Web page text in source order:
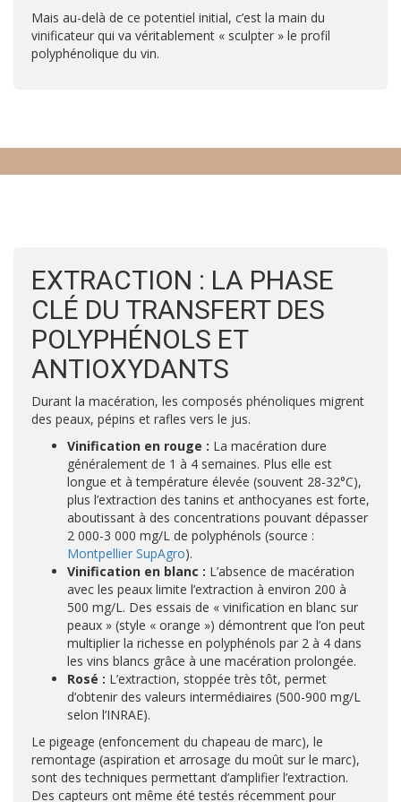
Mais au-delà de ce potentiel initial, c’est la main du
vinificateur qui va véritablement « sculpter » le profil
polyphénolique du vin.
EXTRACTION : LA PHASE
CLÉ DU TRANSFERT DES
POLYPHÉNOLS ET
ANTIOXYDANTS
Durant la macération, les composés phénoliques migrent
des peaux, pépins et rafles vers le jus.
Vinification en rouge : La macération dure
généralement de 1 à 4 semaines. Plus elle est
longue et à température élevée (souvent 28-32°C),
plus l’extraction des tanins et anthocyanes est forte,
aboutissant à des concentrations pouvant dépasser
2 000-3 000 mg/L de polyphénols (source :
Montpellier SupAgro).
Vinification en blanc : L’absence de macération
avec les peaux limite l’extraction à environ 200 à
500 mg/L. Des essais de « vinification en blanc sur
peaux » (style « orange ») démontrent que l’on peut
multiplier la richesse en polyphénols par 2 à 4 dans
les vins blancs grâce à une macération prolongée.
Rosé : L’extraction, stoppée très tôt, permet
d’obtenir des valeurs intermédiaires (500-900 mg/L
selon l’INRAE).
Le pigeage (enfoncement du chapeau de marc), le
remontage (aspiration et arrosage du moût sur le marc),
sont des techniques permettant d’amplifier l’extraction.
Des capteurs ont même été testés récemment pour